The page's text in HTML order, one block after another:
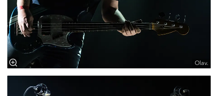
Olav.